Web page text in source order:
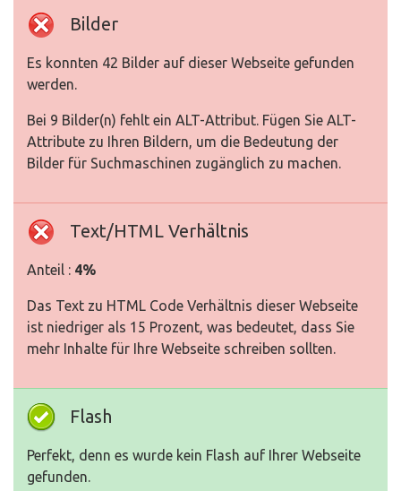
Bilder
Es konnten 42 Bilder auf dieser Webseite gefunden
werden.
Bei 9 Bilder(n) fehlt ein ALT-Attribut. Fügen Sie ALT-
Attribute zu Ihren Bildern, um die Bedeutung der
Bilder für Suchmaschinen zugänglich zu machen.
Text/HTML Verhältnis
Anteil : 4%
Das Text zu HTML Code Verhältnis dieser Webseite
ist niedriger als 15 Prozent, was bedeutet, dass Sie
mehr Inhalte für Ihre Webseite schreiben sollten.
Flash
Perfekt, denn es wurde kein Flash auf Ihrer Webseite
gefunden.